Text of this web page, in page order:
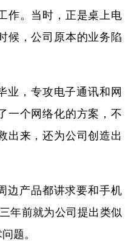
作。当时，正是桌上电
候，公司原本的业务陷
业，专攻电子通讯和网
一个网络化的方案，不
出来，还为公司创造出
边产品都讲求要和手机
年前就为公司提出类似
题。